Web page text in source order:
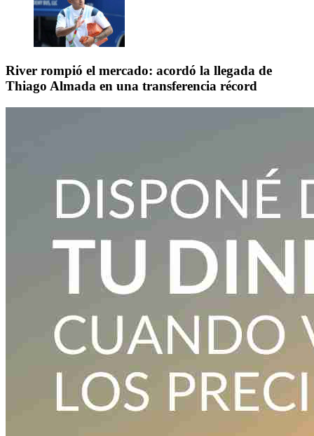
River rompió el mercado: acordó la llegada de
Thiago Almada en una transferencia récord